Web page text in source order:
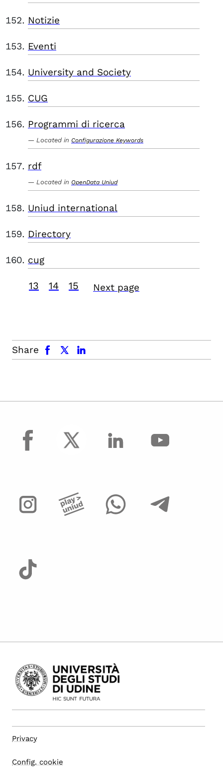
Notizie
Eventi
University and Society
CUG
Programmi di ricerca
Located in Configurazione Keywords
rdf
Located in OpenData Uniud
Uniud international
Directory
cug
13 14 15 Next page
Share
facebook x.com linkedin
facebook
Privacy
Config. cookie